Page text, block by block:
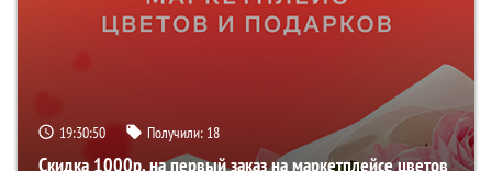
19:30:49 Получили: 18
Скидка 1000р. на первый заказ на маркетплейсе цветов